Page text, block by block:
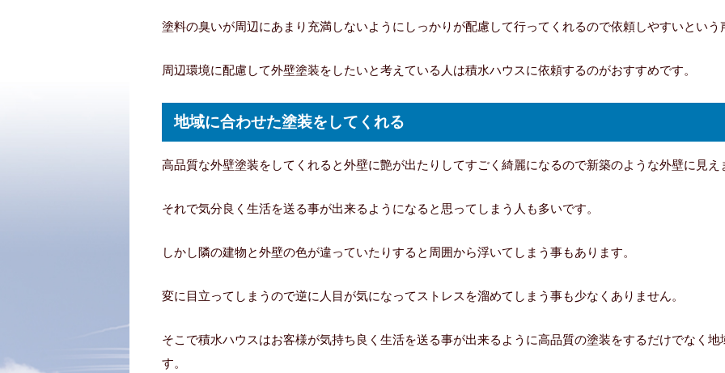
塗料の臭いが周辺にあまり充満しないようにしっかりが配慮して行ってくれるので依頼しやすいという
周辺環境に配慮して外壁塗装をしたいと考えている人は積水ハウスに依頼するのがおすすめです。
地域に合わせた塗装をしてくれる
高品質な外壁塗装をしてくれると外壁に艶が出たりしてすごく綺麗になるので新築のような外壁に見え
それで気分良く生活を送る事が出来るようになると思ってしまう人も多いです。
しかし隣の建物と外壁の色が違っていたりすると周囲から浮いてしまう事もあります。
変に目立ってしまうので逆に人目が気になってストレスを溜めてしまう事も少なくありません。
そこで積水ハウスはお客様が気持ち良く生活を送る事が出来るように高品質の塗装をするだけでなく地
す。